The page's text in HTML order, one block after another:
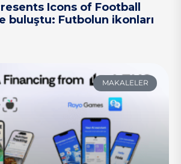
Icons of Football
buluştu: Futbolun ikonları
MAKALELER